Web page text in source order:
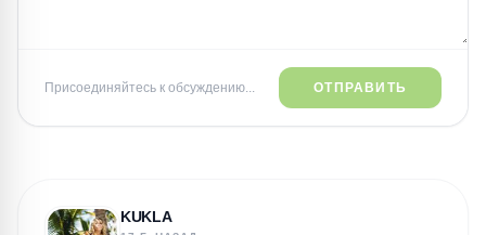
Присоединяйтесь к обсуждению... ОТПРАВИТЬ
KUKLA